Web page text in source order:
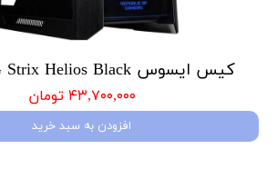
کیس ایسوس Asus ROG Strix Helios Black
۴۳,۷۰۰,۰۰۰ تومان
افزودن به سبد خرید